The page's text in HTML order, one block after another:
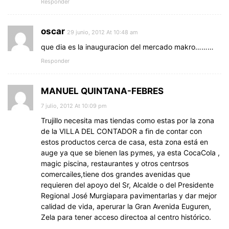
Responder
oscar 29 junio, 2012 At 10:48 am
que dia es la inauguracion del mercado makro………
Responder
MANUEL QUINTANA-FEBRES
7 julio, 2012 At 10:09 pm
Trujillo necesita mas tiendas como estas por la zona
de la VILLA DEL CONTADOR a fin de contar con
estos productos cerca de casa, esta zona está en
auge ya que se bienen las pymes, ya esta CocaCola ,
magic piscina, restaurantes y otros centrsos
comercailes,tiene dos grandes avenidas que
requieren del apoyo del Sr, Alcalde o del Presidente
Regional José Murgiapara pavimentarlas y dar mejor
calidad de vida, aperurar la Gran Avenida Euguren,
Zela para tener acceso directoa al centro histórico.